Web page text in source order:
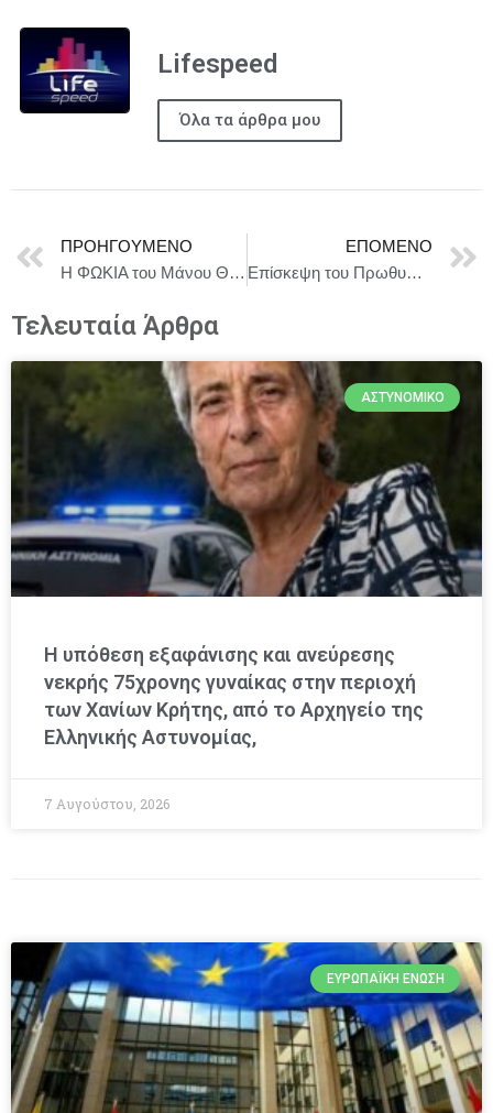
Lifespeed
Όλα τα άρθρα μου
ΠΡΟΗΓΟΎΜΕΝΟ
Η ΦΩΚΙΑ του Μάνου Θηραίου, σε σκηνοθεσία Βλάση Πασιούδη και Μάνου Θηραίου || Από 1 Μαρτίου / Στο Θέατρο Άβατον
ΕΠΌΜΕΝΟ
Eπίσκεψη του Πρωθυπουργού Κυριάκου Μητσοτάκη στο υπό κατασκευή διεθνές αεροδρόμιο στο Καστέλι
Τελευταία Άρθρα
ΑΣΤΥΝΟΜΙΚΌ
Η υπόθεση εξαφάνισης και ανεύρεσης
νεκρής 75χρονης γυναίκας στην περιοχή
των Χανίων Κρήτης, από το Αρχηγείο της
Ελληνικής Αστυνομίας,
7 Αυγούστου, 2026
ΕΥΡΩΠΑΪΚΉ ΈΝΩΣΗ